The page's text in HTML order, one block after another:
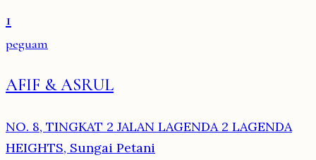
1
peguam
AFIF & ASRUL
NO. 8, TINGKAT 2 JALAN LAGENDA 2 LAGENDA
HEIGHTS, Sungai Petani